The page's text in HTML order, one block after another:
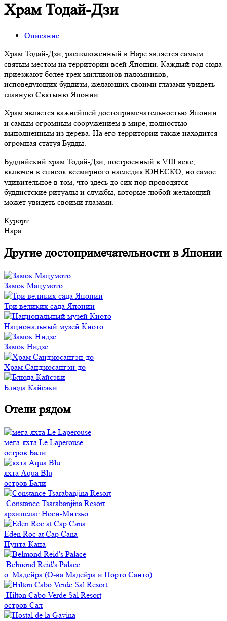
Храм Тодай-Дзи
Описание
Храм Тодай-Дзи, расположенный в Наре является самым
святым местом на территории всей Японии. Каждый год сюда
приезжают более трех миллионов паломников,
исповедующих буддизм, желающих своими глазами увидеть
главную Святыню Японии.
Храм является важнейшей достопримечательностью Японии
и самым огромным сооружением в мире, полностью
выполненным из дерева. На его территории также находится
огромная статуя Будды.
Буддийский храм Тодай-Дзи, построенный в VIII веке,
включен в список всемирного наследия ЮНЕСКО, но самое
удивительное в том, что здесь до сих пор проводятся
буддистские ритуалы и службы, которые любой желающий
может увидеть своими глазами.
Курорт
Нара
Другие достопримечательности в Японии
Замок Мацумото
Три великих сада Японии
Национальный музей Киото
Замок Нидзё
Храм Сандзюсангэн-до
Блюда Кайсэки
Отели рядом
мега-яхта Le Laperouse
остров Бали
яхта Aqua Blu
остров Бали
Constance Tsarabanjina Resort
архипелаг Носи-Митзьо
Eden Roc at Cap Cana
Пунта-Кана
Belmond Reid's Palace
о. Мадейра (О-ва Мадейра и Порто Санто)
Hilton Cabo Verde Sal Resort
остров Сал